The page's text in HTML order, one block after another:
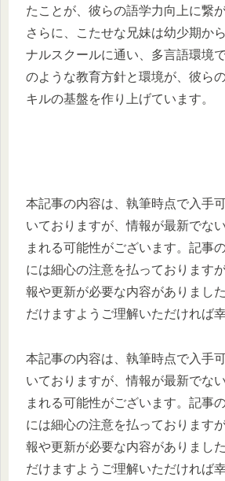
たことが、彼らの語学力向上に繋
さらに、こたせな兄妹は幼少期か
ナルスクールに通い、多言語環境
のような教育方針と環境が、彼ら
キルの基盤を作り上げています。
本記事の内容は、執筆時点で入手
いておりますが、情報が最新でな
まれる可能性がございます。記事
には細心の注意を払っております
報や更新が必要な内容がありまし
だけますようご理解いただければ幸
本記事の内容は、執筆時点で入手
いておりますが、情報が最新でな
まれる可能性がございます。記事
には細心の注意を払っております
報や更新が必要な内容がありまし
だけますようご理解いただければ幸